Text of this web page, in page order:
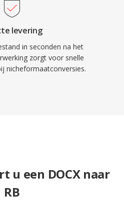
levering
in seconden na het
zorgt voor snelle
nicheformaatconversies.
u een DOCX naar
RB